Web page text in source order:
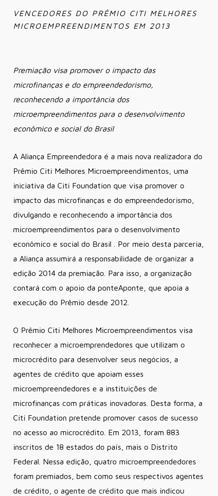
VENCEDORES DO PRÊMIO CITI MELHORES
MICROEMPREENDIMENTOS EM 2013
Premiação visa promover o impacto das
microfinanças e do empreendedorismo,
reconhecendo a importância dos
microempreendimentos para o desenvolvimento
econômico e social do Brasil
A Aliança Empreendedora é a mais nova realizadora do
Prêmio Citi Melhores Microempreendimentos, uma
iniciativa da Citi Foundation que visa promover o
impacto das microfinanças e do empreendedorismo,
divulgando e reconhecendo a importância dos
microempreendimentos para o desenvolvimento
econômico e social do Brasil . Por meio desta parceria,
a Aliança assumirá a responsabilidade de organizar a
edição 2014 da premiação. Para isso, a organização
contará com o apoio da ponteAponte, que apoia a
execução do Prêmio desde 2012.
O Prêmio Citi Melhores Microempreendimentos visa
reconhecer a microemprendedores que utilizam o
microcrédito para desenvolver seus negócios, a
agentes de crédito que apoiam esses
microempreendedores e a instituições de
microfinanças com práticas inovadoras. Desta forma, a
Citi Foundation pretende promover casos de sucesso
no acesso ao microcrédito. Em 2013, foram 883
inscritos de 18 estados do país, mais o Distrito
Federal. Nessa edição, quatro microempreendedores
foram premiados, bem como seus respectivos agentes
de crédito, o agente de crédito que mais indicou